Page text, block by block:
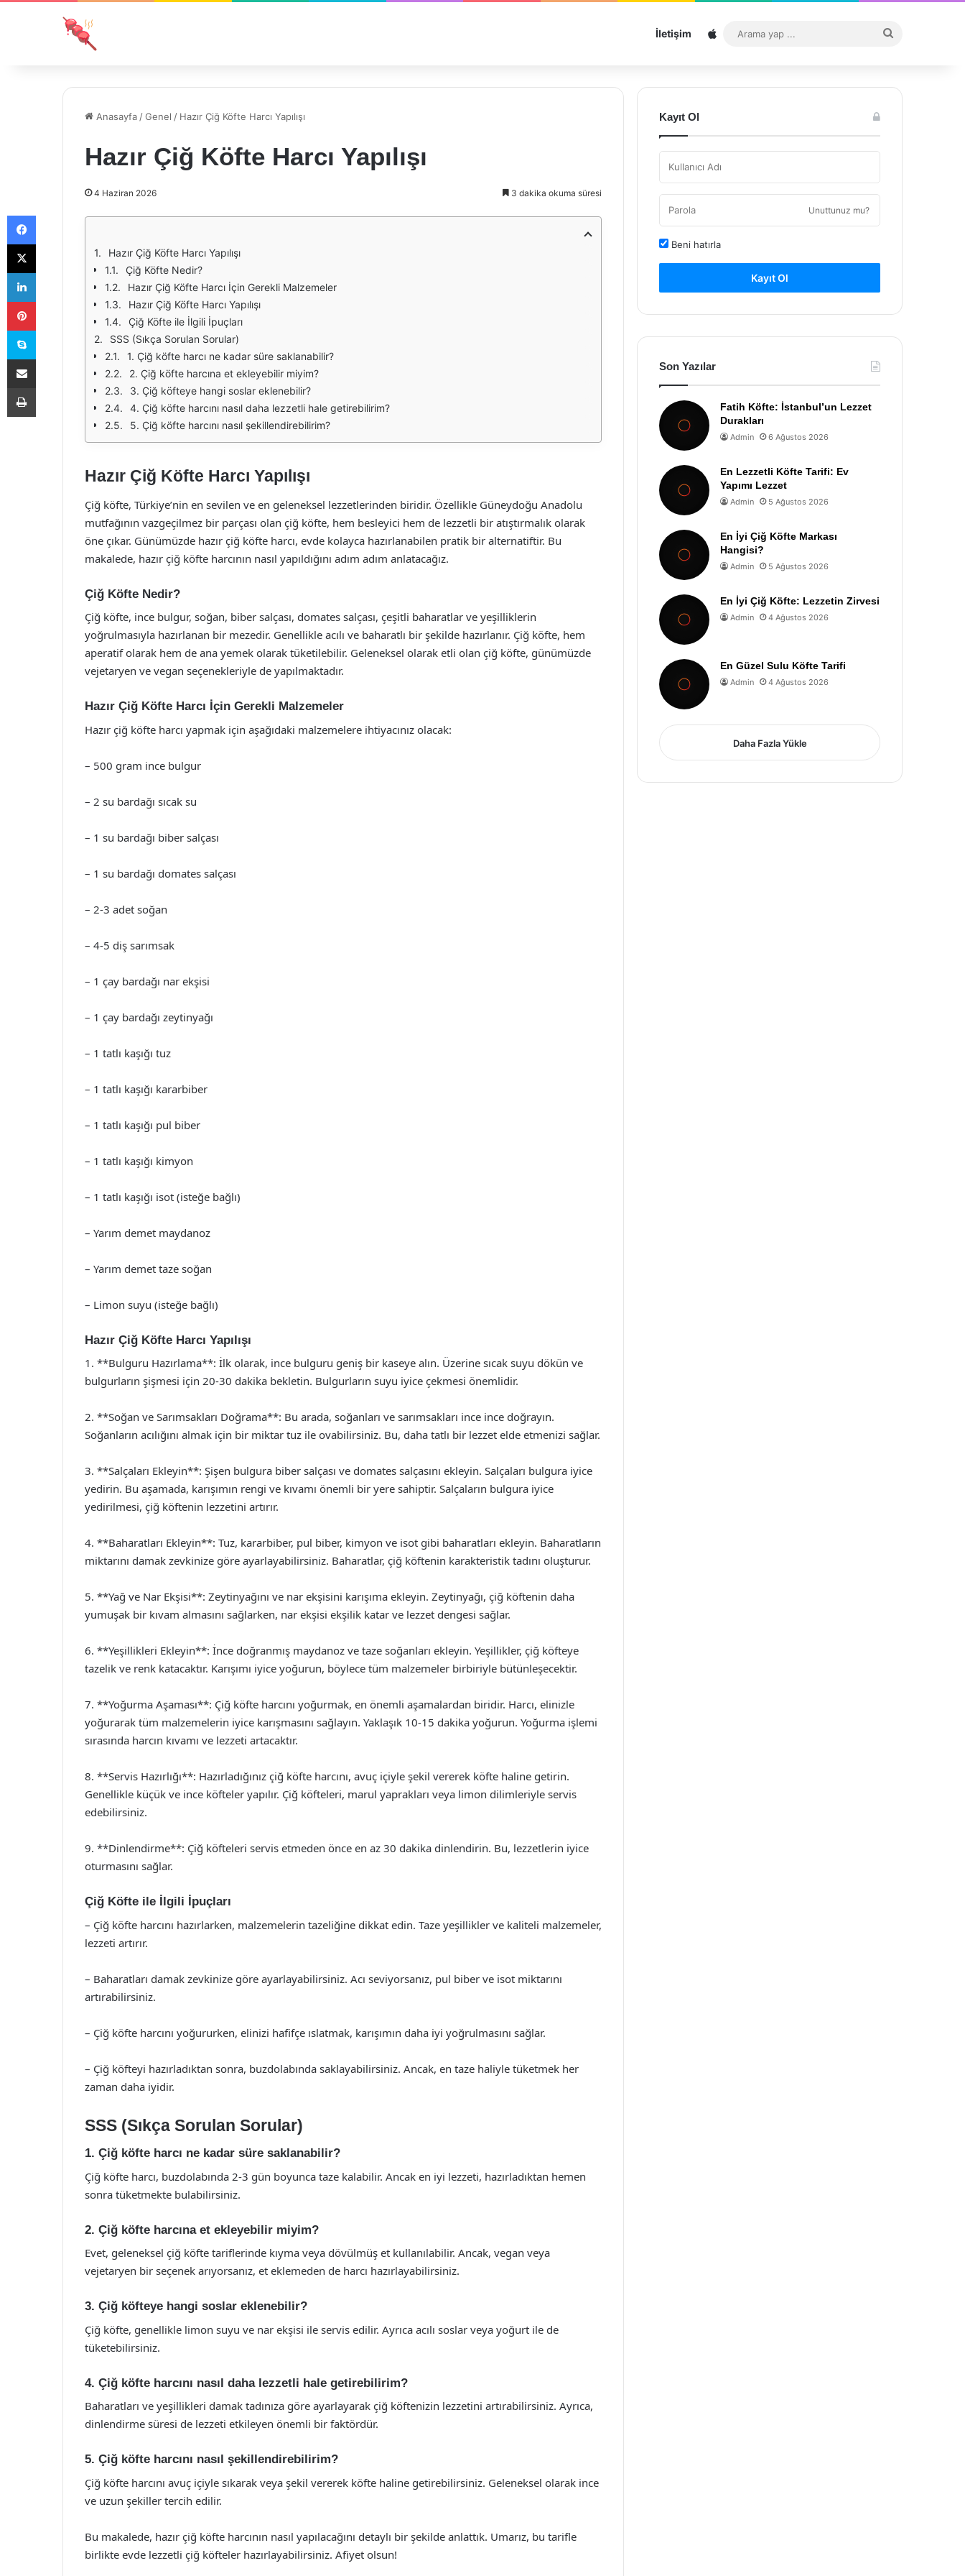
İletişim Sitemap
...
Anasayfa /Genel / Hazır Çiğ Köfte Harcı Yapılışı
Hazır Çiğ Köfte Harcı Yapılışı
4 Haziran 2026 3 dakika okuma süresi
Hazır Çiğ Köfte Harcı Yapılışı
Çiğ Köfte Nedir?
Hazır Çiğ Köfte Harcı İçin Gerekli Malzemeler
Hazır Çiğ Köfte Harcı Yapılışı
Çiğ Köfte ile İlgili İpuçları
SSS (Sıkça Sorulan Sorular)
1. Çiğ köfte harcı ne kadar süre saklanabilir?
2. Çiğ köfte harcına et ekleyebilir miyim?
3. Çiğ köfteye hangi soslar eklenebilir?
4. Çiğ köfte harcını nasıl daha lezzetli hale getirebilirim?
5. Çiğ köfte harcını nasıl şekillendirebilirim?
Hazır Çiğ Köfte Harcı Yapılışı
Çiğ köfte, Türkiye’nin en sevilen ve en geleneksel lezzetlerinden biridir. Özellikle Güneydoğu Anadolu
mutfağının vazgeçilmez bir parçası olan çiğ köfte, hem besleyici hem de lezzetli bir atıştırmalık olarak
öne çıkar. Günümüzde hazır çiğ köfte harcı, evde kolayca hazırlanabilen pratik bir alternatiftir. Bu
makalede, hazır çiğ köfte harcının nasıl yapıldığını adım adım anlatacağız.
Çiğ Köfte Nedir?
Çiğ köfte, ince bulgur, soğan, biber salçası, domates salçası, çeşitli baharatlar ve yeşilliklerin
yoğrulmasıyla hazırlanan bir mezedir. Genellikle acılı ve baharatlı bir şekilde hazırlanır. Çiğ köfte, hem
aperatif olarak hem de ana yemek olarak tüketilebilir. Geleneksel olarak etli olan çiğ köfte, günümüzde
vejetaryen ve vegan seçenekleriyle de yapılmaktadır.
Hazır Çiğ Köfte Harcı İçin Gerekli Malzemeler
Hazır çiğ köfte harcı yapmak için aşağıdaki malzemelere ihtiyacınız olacak:
– 500 gram ince bulgur
– 2 su bardağı sıcak su
– 1 su bardağı biber salçası
– 1 su bardağı domates salçası
– 2-3 adet soğan
– 4-5 diş sarımsak
– 1 çay bardağı nar ekşisi
– 1 çay bardağı zeytinyağı
– 1 tatlı kaşığı tuz
– 1 tatlı kaşığı kararbiber
– 1 tatlı kaşığı pul biber
– 1 tatlı kaşığı kimyon
– 1 tatlı kaşığı isot (isteğe bağlı)
– Yarım demet maydanoz
– Yarım demet taze soğan
– Limon suyu (isteğe bağlı)
Hazır Çiğ Köfte Harcı Yapılışı
1. **Bulguru Hazırlama**: İlk olarak, ince bulguru geniş bir kaseye alın. Üzerine sıcak suyu dökün ve
bulgurların şişmesi için 20-30 dakika bekletin. Bulgurların suyu iyice çekmesi önemlidir.
2. **Soğan ve Sarımsakları Doğrama**: Bu arada, soğanları ve sarımsakları ince ince doğrayın.
Soğanların acılığını almak için bir miktar tuz ile ovabilirsiniz. Bu, daha tatlı bir lezzet elde etmenizi sağlar.
3. **Salçaları Ekleyin**: Şişen bulgura biber salçası ve domates salçasını ekleyin. Salçaları bulgura iyice
yedirin. Bu aşamada, karışımın rengi ve kıvamı önemli bir yere sahiptir. Salçaların bulgura iyice
yedirilmesi, çiğ köftenin lezzetini artırır.
4. **Baharatları Ekleyin**: Tuz, kararbiber, pul biber, kimyon ve isot gibi baharatları ekleyin. Baharatların
miktarını damak zevkinize göre ayarlayabilirsiniz. Baharatlar, çiğ köftenin karakteristik tadını oluşturur.
5. **Yağ ve Nar Ekşisi**: Zeytinyağını ve nar ekşisini karışıma ekleyin. Zeytinyağı, çiğ köftenin daha
yumuşak bir kıvam almasını sağlarken, nar ekşisi ekşilik katar ve lezzet dengesi sağlar.
6. **Yeşillikleri Ekleyin**: İnce doğranmış maydanoz ve taze soğanları ekleyin. Yeşillikler, çiğ köfteye
tazelik ve renk katacaktır. Karışımı iyice yoğurun, böylece tüm malzemeler birbiriyle bütünleşecektir.
7. **Yoğurma Aşaması**: Çiğ köfte harcını yoğurmak, en önemli aşamalardan biridir. Harcı, elinizle
yoğurarak tüm malzemelerin iyice karışmasını sağlayın. Yaklaşık 10-15 dakika yoğurun. Yoğurma işlemi
sırasında harcın kıvamı ve lezzeti artacaktır.
8. **Servis Hazırlığı**: Hazırladığınız çiğ köfte harcını, avuç içiyle şekil vererek köfte haline getirin.
Genellikle küçük ve ince köfteler yapılır. Çiğ köfteleri, marul yaprakları veya limon dilimleriyle servis
edebilirsiniz.
9. **Dinlendirme**: Çiğ köfteleri servis etmeden önce en az 30 dakika dinlendirin. Bu, lezzetlerin iyice
oturmasını sağlar.
Çiğ Köfte ile İlgili İpuçları
– Çiğ köfte harcını hazırlarken, malzemelerin tazeliğine dikkat edin. Taze yeşillikler ve kaliteli malzemeler,
lezzeti artırır.
– Baharatları damak zevkinize göre ayarlayabilirsiniz. Acı seviyorsanız, pul biber ve isot miktarını
artırabilirsiniz.
– Çiğ köfte harcını yoğururken, elinizi hafifçe ıslatmak, karışımın daha iyi yoğrulmasını sağlar.
– Çiğ köfteyi hazırladıktan sonra, buzdolabında saklayabilirsiniz. Ancak, en taze haliyle tüketmek her
zaman daha iyidir.
SSS (Sıkça Sorulan Sorular)
1. Çiğ köfte harcı ne kadar süre saklanabilir?
Çiğ köfte harcı, buzdolabında 2-3 gün boyunca taze kalabilir. Ancak en iyi lezzeti, hazırladıktan hemen
sonra tüketmekte bulabilirsiniz.
2. Çiğ köfte harcına et ekleyebilir miyim?
Evet, geleneksel çiğ köfte tariflerinde kıyma veya dövülmüş et kullanılabilir. Ancak, vegan veya
vejetaryen bir seçenek arıyorsanız, et eklemeden de harcı hazırlayabilirsiniz.
3. Çiğ köfteye hangi soslar eklenebilir?
Çiğ köfte, genellikle limon suyu ve nar ekşisi ile servis edilir. Ayrıca acılı soslar veya yoğurt ile de
tüketebilirsiniz.
4. Çiğ köfte harcını nasıl daha lezzetli hale getirebilirim?
Baharatları ve yeşillikleri damak tadınıza göre ayarlayarak çiğ köftenizin lezzetini artırabilirsiniz. Ayrıca,
dinlendirme süresi de lezzeti etkileyen önemli bir faktördür.
5. Çiğ köfte harcını nasıl şekillendirebilirim?
Çiğ köfte harcını avuç içiyle sıkarak veya şekil vererek köfte haline getirebilirsiniz. Geleneksel olarak ince
ve uzun şekiller tercih edilir.
Bu makalede, hazır çiğ köfte harcının nasıl yapılacağını detaylı bir şekilde anlattık. Umarız, bu tarifle
birlikte evde lezzetli çiğ köfteler hazırlayabilirsiniz. Afiyet olsun!
Kayıt Ol
Unuttunuz mu?
Beni hatırla
Kayıt Ol
Son Yazılar
Fatih Köfte: İstanbul’un Lezzet
Durakları
Admin 6 Ağustos 2026
En Lezzetli Köfte Tarifi: Ev
Yapımı Lezzet
Admin 5 Ağustos 2026
En İyi Çiğ Köfte Markası
Hangisi?
Admin 5 Ağustos 2026
En İyi Çiğ Köfte: Lezzetin Zirvesi
Admin 4 Ağustos 2026
En Güzel Sulu Köfte Tarifi
Admin 4 Ağustos 2026
Daha Fazla Yükle
Facebook
X
LinkedIn
Pinterest
Skype
E-Posta ile paylaş